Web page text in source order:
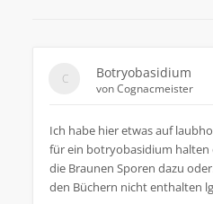
Botryobasidium
vonCognacmeister
Ich habe hier etwas auf
für ein botryobasidium halten
die Braunen Sporen dazu
den Büchern nicht enthalten